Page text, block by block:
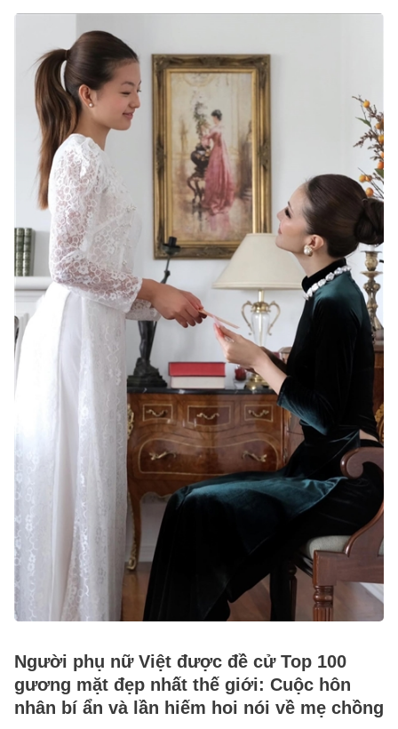
Người phụ nữ Việt được đề cử Top 100
gương mặt đẹp nhất thế giới: Cuộc hôn
nhân bí ẩn và lần hiếm hoi nói về mẹ chồng